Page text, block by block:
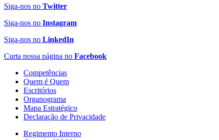
Siga-nos no Twitter
Siga-nos no Instagram
Siga-nos no LinkedIn
Curta nossa página no Facebook
Competências
Quem é Quem
Escritórios
Organograma
Mapa Estratégico
Declaração de Privacidade
Regimento Interno